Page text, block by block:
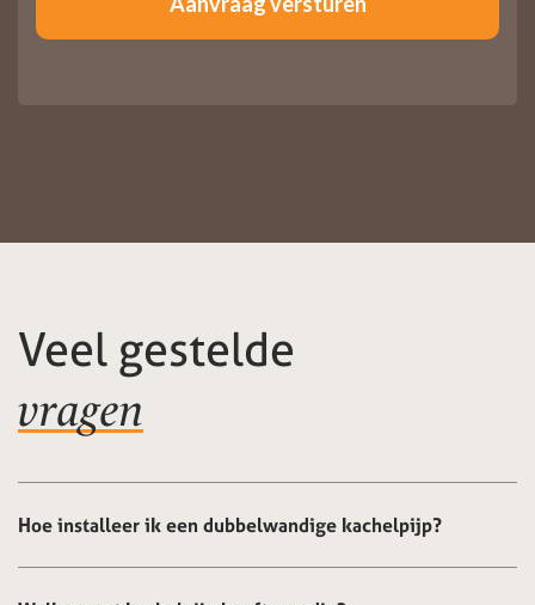
Veel gestelde
vragen
Hoe installeer ik een dubbelwandige kachelpijp?